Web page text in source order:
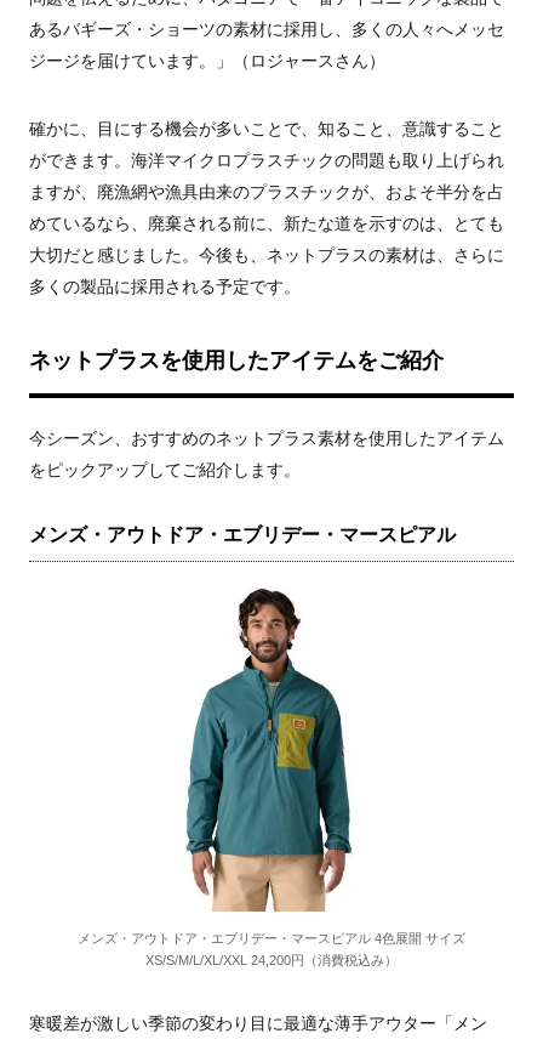
あるバギーズ・ショーツの素材に採用し、多くの人々へメッセ
ジージを届けています。」（ロジャースさん）
確かに、目にする機会が多いことで、知ること、意識すること
ができます。海洋マイクロプラスチックの問題も取り上げられ
ますが、廃漁網や漁具由来のプラスチックが、およそ半分を占
めているなら、廃棄される前に、新たな道を示すのは、とても
大切だと感じました。今後も、ネットプラスの素材は、さらに
多くの製品に採用される予定です。
ネットプラスを使用したアイテムをご紹介
今シーズン、おすすめのネットプラス素材を使用したアイテム
をピックアップしてご紹介します。
メンズ・アウトドア・エブリデー・マースピアル
メンズ・アウトドア・エブリデー・マースピアル 4色展開 サイズ
XS/S/M/L/XL/XXL 24,200円（消費税込み）
寒暖差が激しい季節の変わり目に最適な薄手アウター「メン